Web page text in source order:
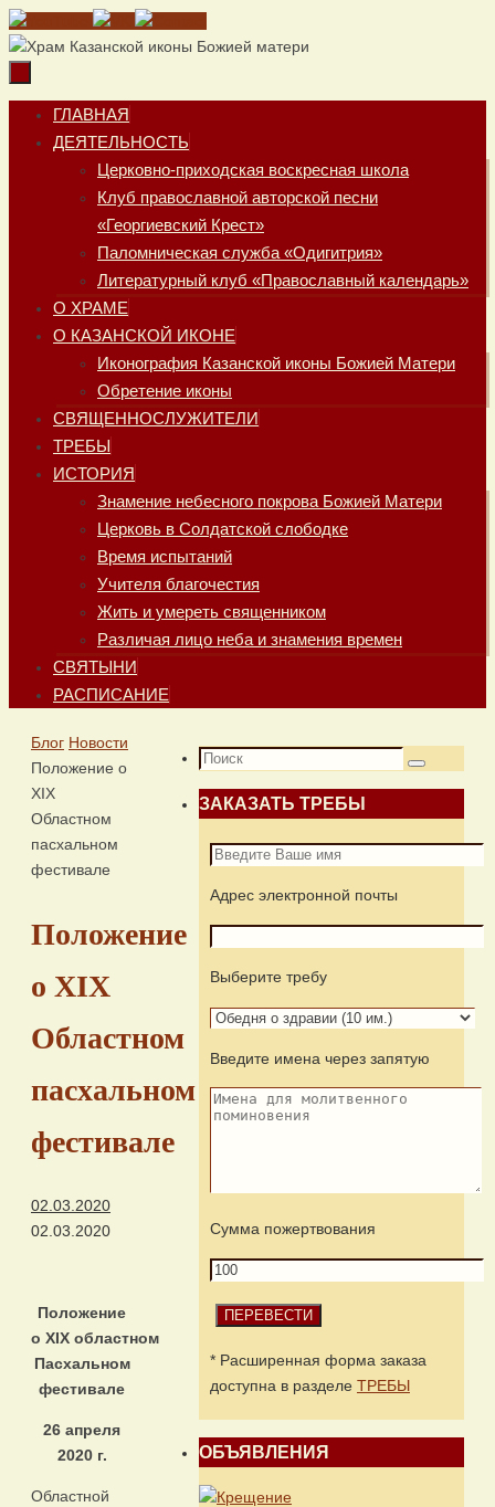
Перейти
к
Перейти
содержимому
ГЛАВНАЯ
ДЕЯТЕЛЬНОСТЬ
Церковно-приходская воскресная школа
Клуб православной авторской песни
«Георгиевский Крест»
Паломническая служба «Одигитрия»
Литературный клуб «Православный календарь»
О ХРАМЕ
О КАЗАНСКОЙ ИКОНЕ
Иконография Казанской иконы Божией Матери
Обретение иконы
СВЯЩЕННОСЛУЖИТЕЛИ
ТРЕБЫ
ИСТОРИЯ
Знамение небесного покрова Божией Матери
Церковь в Солдатской слободке
Время испытаний
Учителя благочестия
Жить и умереть священником
Различая лицо неба и знамения времен
СВЯТЫНИ
РАСПИСАНИЕ
Главная
Блог Новости
Положение о
XIX
Областном
пасхальном
фестивале
Положение
о XIX
Областном
пасхальном
фестивале
02.03.2020
02.03.2020
Положение
о XIX областном
Пасхальном
фестивале
26 апреля
2020 г.
Областной
Что
Поиск
ЗАКАЗАТЬ ТРЕБЫ
Адрес электронной почты
Выберите требу
Введите имена через запятую
Сумма пожертвования
* Расширенная форма заказа
доступна в разделе ТРЕБЫ
ОБЪЯВЛЕНИЯ